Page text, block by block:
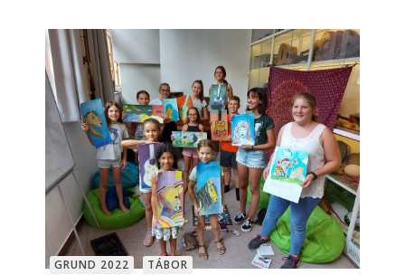
GRUND 2022 TÁBOR